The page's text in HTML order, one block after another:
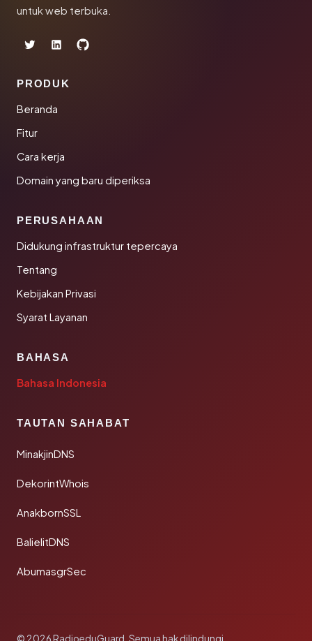
untuk web terbuka.
PRODUK
Beranda
Fitur
Cara kerja
Domain yang baru diperiksa
PERUSAHAAN
Didukung infrastruktur tepercaya
Tentang
Kebijakan Privasi
Syarat Layanan
BAHASA
Bahasa Indonesia
TAUTAN SAHABAT
MinakjinDNS
DekorintWhois
AnakbornSSL
BalielitDNS
AbumasgrSec
© 2026 RadioeduGuard. Semua hak dilindungi.